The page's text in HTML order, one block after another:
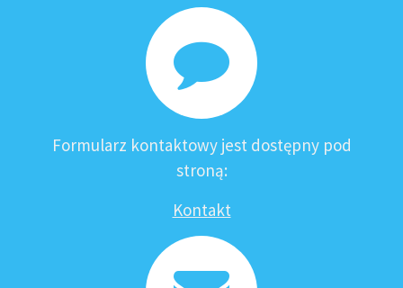
Formularz kontaktowy jest dostępny pod
stroną:
Kontakt